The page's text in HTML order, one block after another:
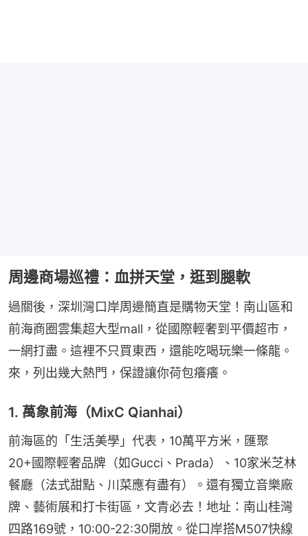
周邊商場巡禮：血拼天堂，逛到腿軟
過關後，深圳灣口岸周邊簡直是購物天堂！南山區和
前海商圈雲集超大型mall，從國際輕奢到平價超市，
一網打盡。這裡不只買東西，還能吃喝玩樂一條龍。
來，列出幾大熱門，保證讓你荷包癢癢。
1. 萬象前海（MixC Qianhai）
前海區的「生活美學」代表，10萬平方米，匯聚
20+國際輕奢品牌（如Gucci、Prada）、10家米芝林
餐廳（法式甜點、川菜應有盡有）。還有獨立音樂廠
牌、藝術展和打卡街區，文青必去！地址：南山桂灣
四路169號，10:00-22:30開放。從口岸搭M507快線